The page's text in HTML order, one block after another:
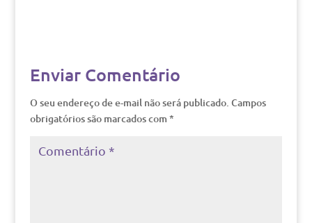
Enviar Comentário
O seu endereço de e-mail não será publicado. Campos
obrigatórios são marcados com *